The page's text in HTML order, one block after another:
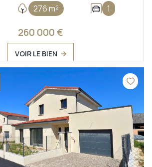
276 m² 1
260 000 €
VOIR LE BIEN